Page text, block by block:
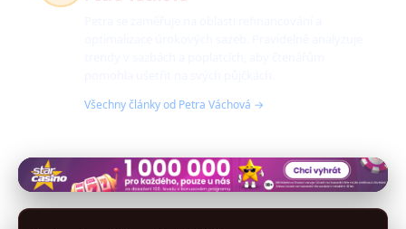
Všechny články od Petra Váchová →